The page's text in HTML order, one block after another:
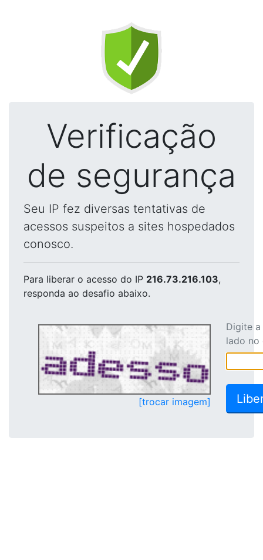
Verificação
de segurança
Seu IP fez diversas tentativas de
acessos suspeitos a sites hospedados
conosco.
Para liberar o acesso do IP 216.73.216.103,
responda ao desafio abaixo.
[trocar imagem]
Digite
lado no